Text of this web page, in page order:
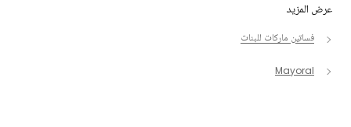
عرض المزيد
فساتين ماركات للبنات
Mayoral